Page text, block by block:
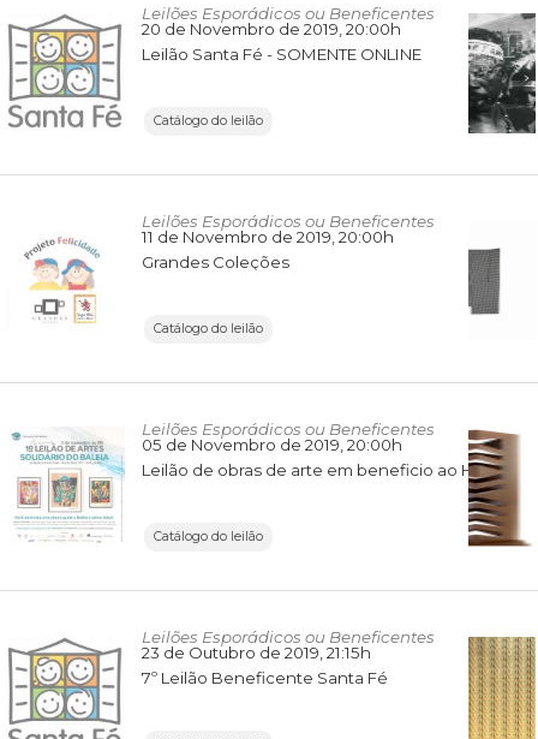
Leilões Esporádicos ou Beneficentes
20 de Novembro de 2019 , 20:00h
Leilão Santa Fé - SOMENTE ONLINE
Catálogo do leilão
Leilões Esporádicos ou Beneficentes
11 de Novembro de 2019 , 20:00h
Grandes Coleções
Catálogo do leilão
Leilões Esporádicos ou Beneficentes
05 de Novembro de 2019 , 20:00h
Leilão de obras de arte em beneficio ao Hospital da Baleia
Catálogo do leilão
Leilões Esporádicos ou Beneficentes
23 de Outubro de 2019 , 21:15h
7º Leilão Beneficente Santa Fé